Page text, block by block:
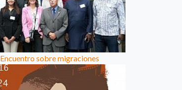
Encuentro sobre migraciones